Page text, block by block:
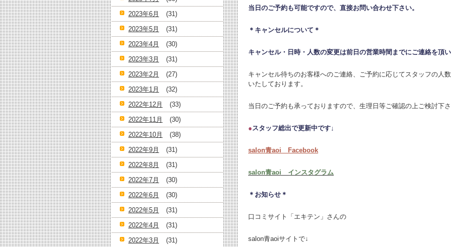
当日のご予約も可能ですので、直接お問い合わせ下さい。
＊キャンセルについて＊
キャンセル・日時・人数の変更は前日の営業時間までにご連絡を頂
キャンセル待ちのお客様へのご連絡、ご予約に応じてスタッフの人
いたしております。
当日のご予約も承っておりますので、生理日等ご確認の上ご検討下
●スタッフ総出で更新中です↓
salon青aoi Facebook
salon青aoi インスタグラム
＊お知らせ＊
口コミサイト「エキテン」さんの
salon青aoiサイトで↓
2023年6月
(31)
2023年5月
(31)
2023年4月
(30)
2023年3月
(31)
2023年2月
(27)
2023年1月
(32)
2022年12月
(33)
2022年11月
(30)
2022年10月
(38)
2022年9月
(31)
2022年8月
(31)
2022年7月
(30)
2022年6月
(30)
2022年5月
(31)
2022年4月
(31)
2022年3月
(31)